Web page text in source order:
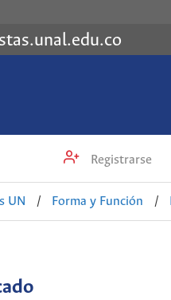
Registrarse
UN / Forma y Función /